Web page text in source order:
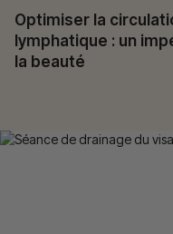
Optimiser la
lymphatique : un
la beauté